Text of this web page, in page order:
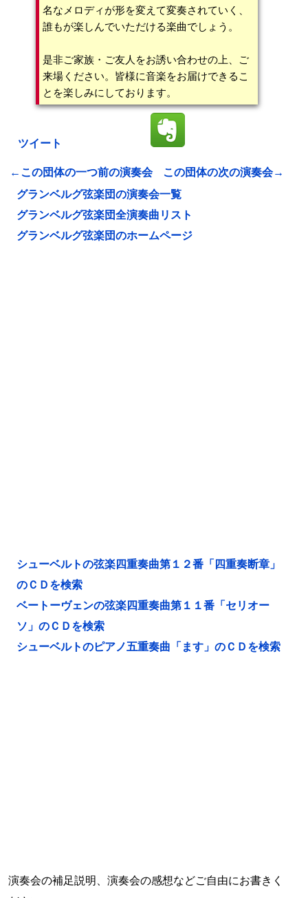
名なメロディが形を変えて変奏されていく、
誰もが楽しんでいただける楽曲でしょう。
是非ご家族・ご友人をお誘い合わせの上、ご
来場ください。皆様に音楽をお届けできるこ
とを楽しみにしております。
ツイート
←この団体の一つ前の演奏会
この団体の次の演奏会→
グランベルグ弦楽団の演奏会一覧
グランベルグ弦楽団全演奏曲リスト
グランベルグ弦楽団のホームページ
シューベルトの弦楽四重奏曲第１２番「四重奏断章」
のＣＤを検索
ベートーヴェンの弦楽四重奏曲第１１番「セリオー
ソ」のＣＤを検索
シューベルトのピアノ五重奏曲「ます」のＣＤを検索
演奏会の補足説明、演奏会の感想などご自由にお書きく